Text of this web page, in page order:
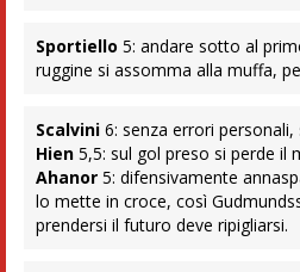
Sportiello 5: andare sotto al
ruggine si assomma alla muffa,
Scalvini 6: senza errori personali,
Hien 5,5: sul gol preso si perde il
Ahanor 5: difensivamente
lo mette in croce, così
prendersi il futuro deve ripigliarsi.